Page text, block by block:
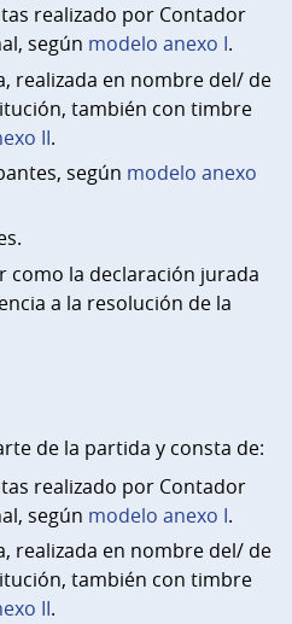
realizado por Contador
según modelo anexo I.
realizada en nombre del/ de
también con timbre
II.
según modelo anexo
como la declaración jurada
a la resolución de la
de la partida y consta de:
realizado por Contador
según modelo anexo I.
realizada en nombre del/ de
también con timbre
II.